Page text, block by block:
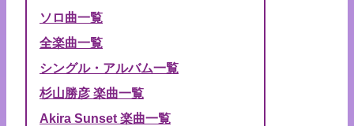
ソロ曲一覧
全楽曲一覧
シングル・アルバム一覧
杉山勝彦 楽曲一覧
Akira Sunset 楽曲一覧